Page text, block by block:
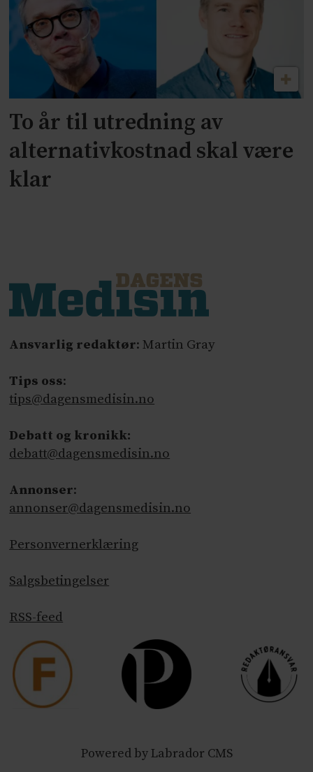
To år til utredning av
alternativkostnad skal være
klar
Ansvarlig redaktør: Martin Gray
Tips oss:
tips@dagensmedisin.no
Debatt og kronikk:
debatt@dagensmedisin.no
Annonser:
annonser@dagensmedisin.no
Personvernerklæring
Salgsbetingelser
RSS-feed
Powered by Labrador CMS